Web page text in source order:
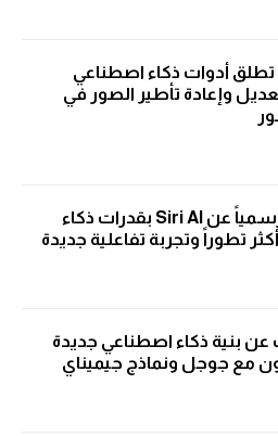
أدوات ذكاء اصطناعي
وإعادة تأطير الصور في
أبل تعلن رسمياً عن Siri AI بقدرات ذكاء
تطوراً وتجربة تفاعلية جديدة
بنية ذكاء اصطناعي جديدة
مع جوجل ونماذج جيميناي